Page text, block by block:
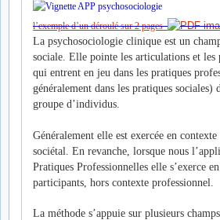
l’exemple d’un déroulé sur 2 pages
La psychosociologie clinique est un
sociale. Elle pointe les articulations et les
qui entrent en jeu dans les pratiques
généralement dans les pratiques sociales)
groupe d’individus.
Généralement elle est exercée en
sociétal. En revanche, lorsque nous
Pratiques Professionnelles elle s’exerce
participants, hors contexte professionnel.
La méthode s’appuie sur plusieurs